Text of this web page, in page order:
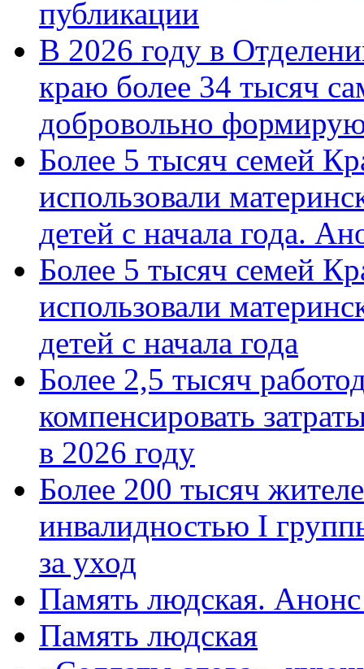
публикации
В 2026 году в
краю более 34 тысяч
добровольно
Более 5 тысяч семей
использовали
детей с начала года.
Более 5 тысяч семей
использовали
детей с начала года
Более 2,5 тысяч
компенсировать
в 2026 году
Более 200 тысяч
инвалидностью I
за уход
Память людская.
Память людская